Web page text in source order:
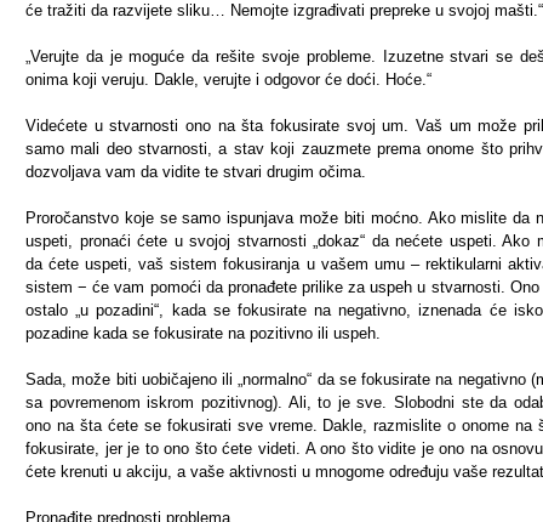
će tražiti da razvijete sliku… Nemojte izgrađivati prepreke u svojoj mašti.“
„Verujte da je moguće da rešite svoje probleme. Izuzetne stvari se
onima koji veruju. Dakle, verujte i odgovor će doći. Hoće.“
Videćete u stvarnosti ono na šta fokusirate svoj um. Vaš um može
samo mali deo stvarnosti, a stav koji zauzmete prema onome što
dozvoljava vam da vidite te stvari drugim očima.
Proročanstvo koje se samo ispunjava može biti moćno. Ako mislite da
uspeti, pronaći ćete u svojoj stvarnosti „dokaz“ da nećete uspeti. Ako
da ćete uspeti, vaš sistem fokusiranja u vašem umu – rektikularni
sistem − će vam pomoći da pronađete prilike za uspeh u stvarnosti.
ostalo „u pozadini“, kada se fokusirate na negativno, iznenada će
pozadine kada se fokusirate na pozitivno ili uspeh.
Sada, može biti uobičajeno ili „normalno“ da se fokusirate na negativno
sa povremenom iskrom pozitivnog). Ali, to je sve. Slobodni ste da
ono na šta ćete se fokusirati sve vreme. Dakle, razmislite o onome na
fokusirate, jer je to ono što ćete videti. A ono što vidite je ono na
ćete krenuti u akciju, a vaše aktivnosti u mnogome određuju vaše
Pronađite prednosti problema